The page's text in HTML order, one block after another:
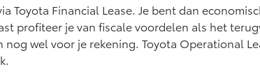
Toyota Financial Lease. Je bent dan
profiteer je van fiscale voordelen als het
wel voor je rekening. Toyota Operational